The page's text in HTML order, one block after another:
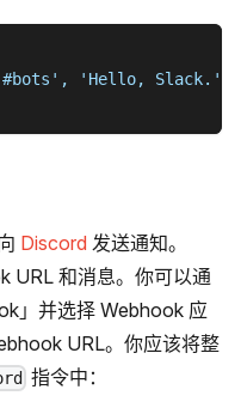
'Hello, Slack.')
Discord 发送通知。
URL 和消息。你可以通
」并选择 Webhook 应
URL。你应该将整
指令中：